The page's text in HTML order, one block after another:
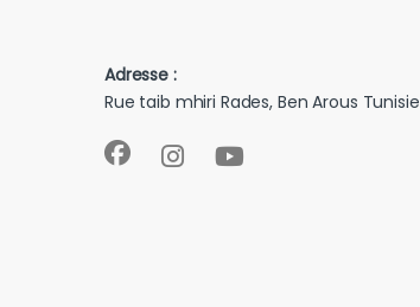
Adresse :
Rue taib mhiri Rades, Ben Arous Tunisie